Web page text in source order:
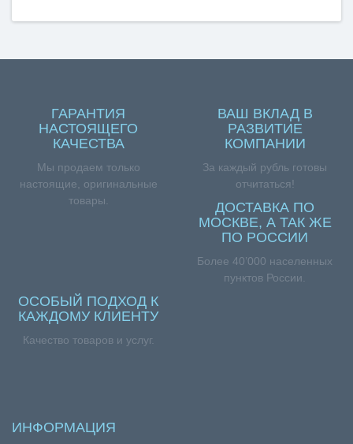
ГАРАНТИЯ
НАСТОЯЩЕГО
КАЧЕСТВА
Мы продаем только
настоящие, оригинальные
товары.
ВАШ ВКЛАД В
РАЗВИТИЕ
КОМПАНИИ
За каждый рубль готовы
отчитаться!
ДОСТАВКА ПО
МОСКВЕ, А ТАК ЖЕ
ПО РОССИИ
Более 40’000 населенных
пунктов России.
ОСОБЫЙ ПОДХОД К
КАЖДОМУ КЛИЕНТУ
Качество товаров и услуг.
ИНФОРМАЦИЯ